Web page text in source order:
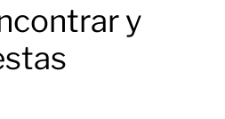
y